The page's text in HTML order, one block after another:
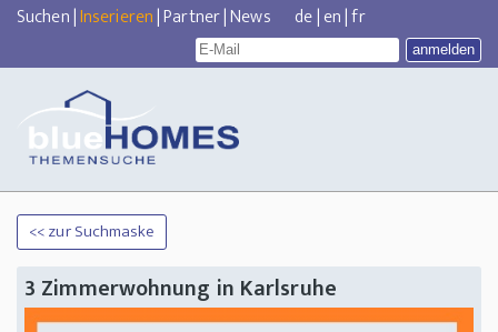
Suchen|Inserieren|Partner|News de|en|fr
<< zur Suchmaske
3 Zimmerwohnung in Karlsruhe